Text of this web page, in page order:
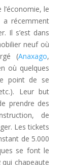
le
a récemment
Il s’est dans
neuf où
(Anaxago,
où quelques
point de se
Leur but
prendre des
de
Les tickets
de 5.000
se font le
chapeaute